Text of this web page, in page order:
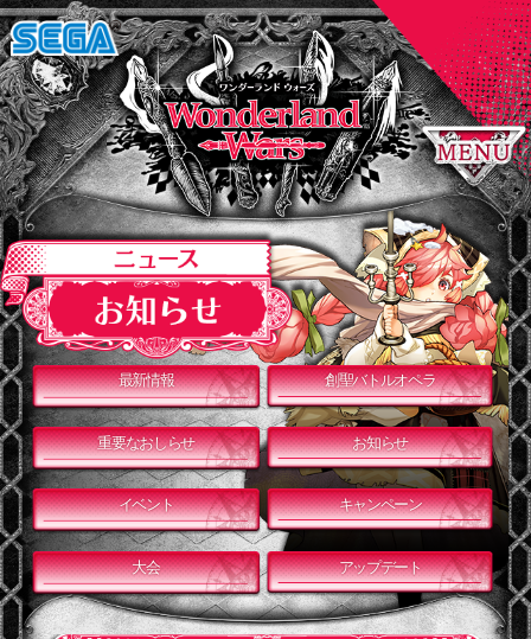
最新情報 創聖バトルオペラ
重要なおしらせ お知らせ
イベント キャンペーン
大会 アップデート